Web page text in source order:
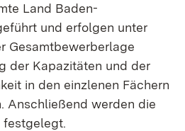
Land Baden-
und erfolgen unter
Gesamtbewerberlage
der Kapazitäten und der
in den einzlenen Fächern
Anschließend werden die
festgelegt.